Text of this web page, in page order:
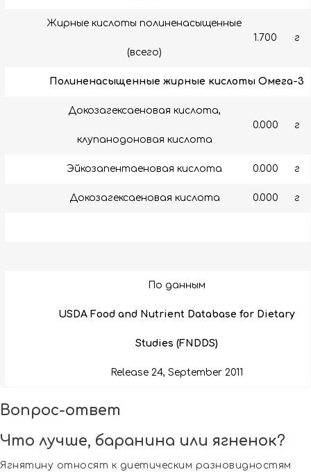
Жирные кислоты полиненасыщенные
(всего)
1.700 г
Полиненасыщенные жирные кислоты Омега-3
Докозагексаеновая кислота,
клупанодоновая кислота
0.000 г
Эйкозапентаеновая кислота 0.000 г
Докозагексаеновая кислота 0.000 г
По данным
USDA Food and Nutrient Database for Dietary
Studies (FNDDS)
Release 24, September 2011
Вопрос-ответ
Что лучше, баранина или ягненок?
Ягнятину относят к диетическим разновидностям